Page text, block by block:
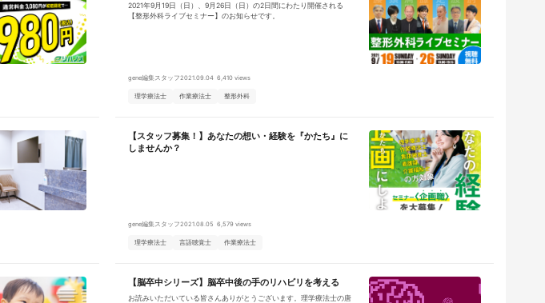
2021年9月19日（日）、9月26日（日）の2日間にわたり開催される
【整形外科ライブセミナー】のお知らせです。
gene編集スタッフ2021.09.04 6,410 views
理学療法士 作業療法士 整形外科
【スタッフ募集！】あなたの想い・経験を『かたち』に
しませんか？
gene編集スタッフ2021.08.05 6,579 views
理学療法士 言語聴覚士 作業療法士
【脳卒中シリーズ】脳卒中後の手のリハビリを考える
お読みいただいている皆さんありがとうございます。理学療法士の唐